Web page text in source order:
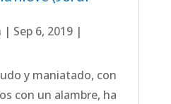
| Sep 6, 2019|
y maniatado, con
con un alambre, ha